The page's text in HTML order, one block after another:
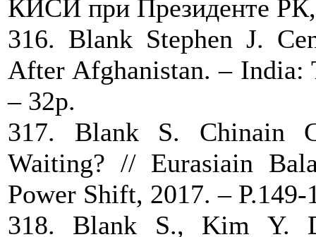
КИСИ при Президенте
316. Blank Stephen J.
After Afghanistan. – India:
– 32p.
317. Blank S. Chinain
Waiting? // Eurasiain
Power Shift, 2017. – P.149-
318. Blank S., Kim Y.